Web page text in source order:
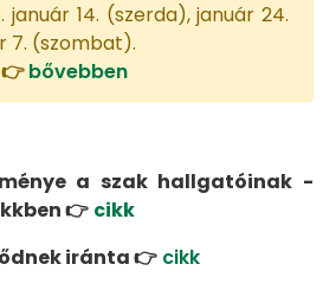
január 14. (szerda), január 24.
7. (szombat).
bővebben
a szak hallgatóinak -
👉 cikk
iránta 👉 cikk